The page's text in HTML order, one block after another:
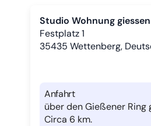
Studio Wohnung
Festplatz 1
35435 Wettenberg,
Anfahrt
über den Gießener Ring
Circa 6 km.